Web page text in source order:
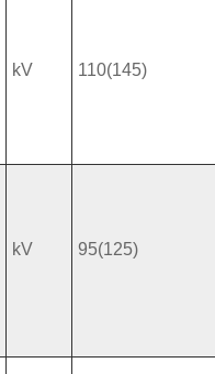
kV 110(145)
kV 95(125)